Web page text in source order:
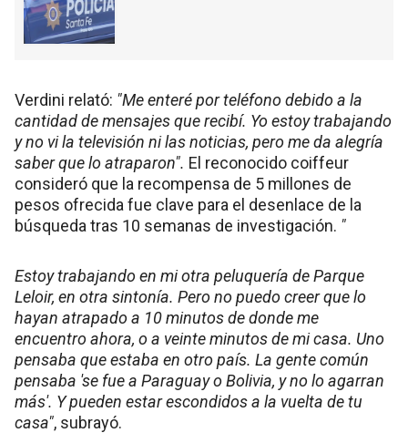
Verdini relató: "Me enteré por teléfono debido a la
cantidad de mensajes que recibí. Yo estoy trabajando
y no vi la televisión ni las noticias, pero me da alegría
saber que lo atraparon". El reconocido coiffeur
consideró que la recompensa de 5 millones de
pesos ofrecida fue clave para el desenlace de la
búsqueda tras 10 semanas de investigación. "
Estoy trabajando en mi otra peluquería de Parque
Leloir, en otra sintonía. Pero no puedo creer que lo
hayan atrapado a 10 minutos de donde me
encuentro ahora, o a veinte minutos de mi casa. Uno
pensaba que estaba en otro país. La gente común
pensaba 'se fue a Paraguay o Bolivia, y no lo agarran
más'. Y pueden estar escondidos a la vuelta de tu
casa", subrayó.